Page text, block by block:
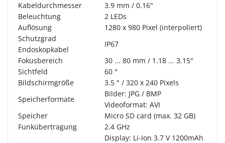
Kabeldurchmesser
3.9 mm / 0.16"
Beleuchtung
2 LEDs
Auflösung
1280 x 980 Pixel (interpoliert)
Schutzgrad
Endoskopkabel
IP67
Fokusbereich
30 ... 80 mm / 1.18 ... 3.15"
Sichtfeld
60 °
Bildschirmgröße
3.5 " / 320 x 240 Pixels
Speicherformate
Bilder: JPG / BMP
Videoformat: AVI
Speicher
Micro SD card (max. 32 GB)
Funkübertragung
2.4 GHz
Display: Li-Ion 3.7 V 1200mAh